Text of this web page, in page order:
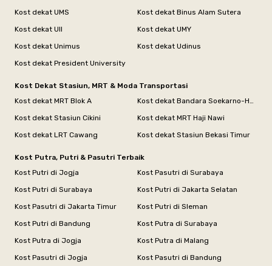
Kost dekat UMS
Kost dekat Binus Alam Sutera
Kost dekat UII
Kost dekat UMY
Kost dekat Unimus
Kost dekat Udinus
Kost dekat President University
Kost Dekat Stasiun, MRT & Moda Transportasi
Kost dekat MRT Blok A
Kost dekat Bandara Soekarno-Hatta
Kost dekat Stasiun Cikini
Kost dekat MRT Haji Nawi
Kost dekat LRT Cawang
Kost dekat Stasiun Bekasi Timur
Kost Putra, Putri & Pasutri Terbaik
Kost Putri di Jogja
Kost Pasutri di Surabaya
Kost Putri di Surabaya
Kost Putri di Jakarta Selatan
Kost Pasutri di Jakarta Timur
Kost Putri di Sleman
Kost Putri di Bandung
Kost Putra di Surabaya
Kost Putra di Jogja
Kost Putra di Malang
Kost Pasutri di Jogja
Kost Pasutri di Bandung